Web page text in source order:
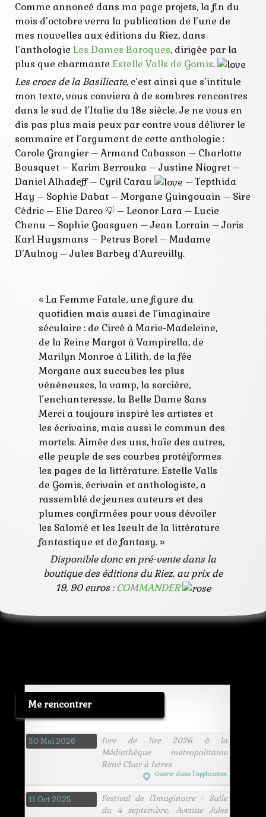
fantastique
gomis
nouvelle
pré-vente
riez
sombre
vampire
Comme annoncé dans ma page projets, la fin du
mois d’octobre verra la publication de l’une de
mes nouvelles aux éditions du Riez, dans
l’anthologie Les Dames Baroques, dirigée par la
plus que charmante Estelle Valls de Gomis.
Les crocs de la Basilicate, c’est ainsi que s’intitule
mon texte, vous conviera à de sombres rencontres
dans le sud de l’Italie du 18e siècle. Je ne vous en
dis pas plus mais peux par contre vous délivrer le
sommaire et l’argument de cette anthologie :
Carole Grangier – Armand Cabasson – Charlotte
Bousquet – Karim Berrouka – Justine Niogret –
Daniel Alhadeff – Cyril Carau
– Tepthida
Hay – Sophie Dabat – Morgane Guingouain – Sire
Cédric – Elie Darco 💡 – Leonor Lara – Lucie
Chenu – Sophie Goasguen – Jean Lorrain – Joris
Karl Huysmans – Petrus Borel – Madame
D’Aulnoy – Jules Barbey d’Aurevilly.
« La Femme Fatale, une figure du
quotidien mais aussi de l’imaginaire
séculaire : de Circé à Marie-Madeleine,
de la Reine Margot à Vampirella, de
Marilyn Monroe à Lilith, de la fée
Morgane aux succubes les plus
vénéneuses, la vamp, la sorcière,
l’enchanteresse, la Belle Dame Sans
Merci a toujours inspiré les artistes et
les écrivains, mais aussi le commun des
mortels. Aimée des uns, haïe des autres,
elle peuple de ses courbes protéiformes
les pages de la littérature. Estelle Valls
de Gomis, écrivain et anthologiste, a
rassemblé de jeunes auteurs et des
plumes confirmées pour vous dévoiler
les Salomé et les Iseult de la littérature
fantastique et de fantasy. »
Disponible donc en pré-vente dans la
boutique des éditions du Riez, au prix de
19, 90 euros :COMMANDER
Me rencontrer
30 Mai 2026
Ivre de lire 2026 à la
Médiathèque métropolitaine
René Char à Istres
Ouvrir dans l’application
11 Oct 2025
Festival de l'Imaginaire - Salle
du 4 septembre, Avenue Jules